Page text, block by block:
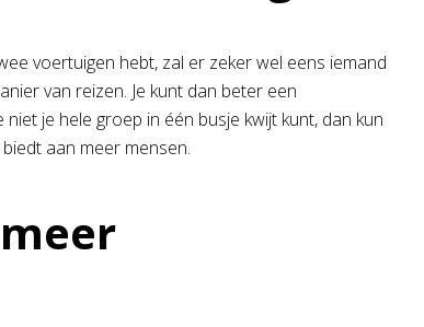
voertuigen hebt, zal er zeker wel eens iemand
van reizen. Je kunt dan beter een
je hele groep in één busje kwijt kunt, dan kun
aan meer mensen.